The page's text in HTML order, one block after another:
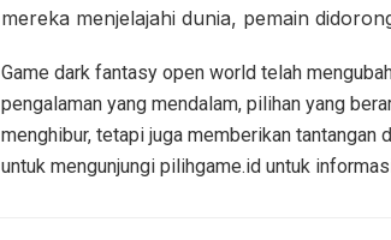
mereka menjelajahi dunia, pemain
Game dark fantasy open world telah
pengalaman yang mendalam, pilihan yang
menghibur, tetapi juga memberikan tantangan
untuk mengunjungi pilihgame.id untuk